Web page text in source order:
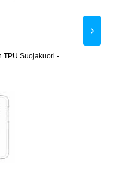
TPU Suojakuori -